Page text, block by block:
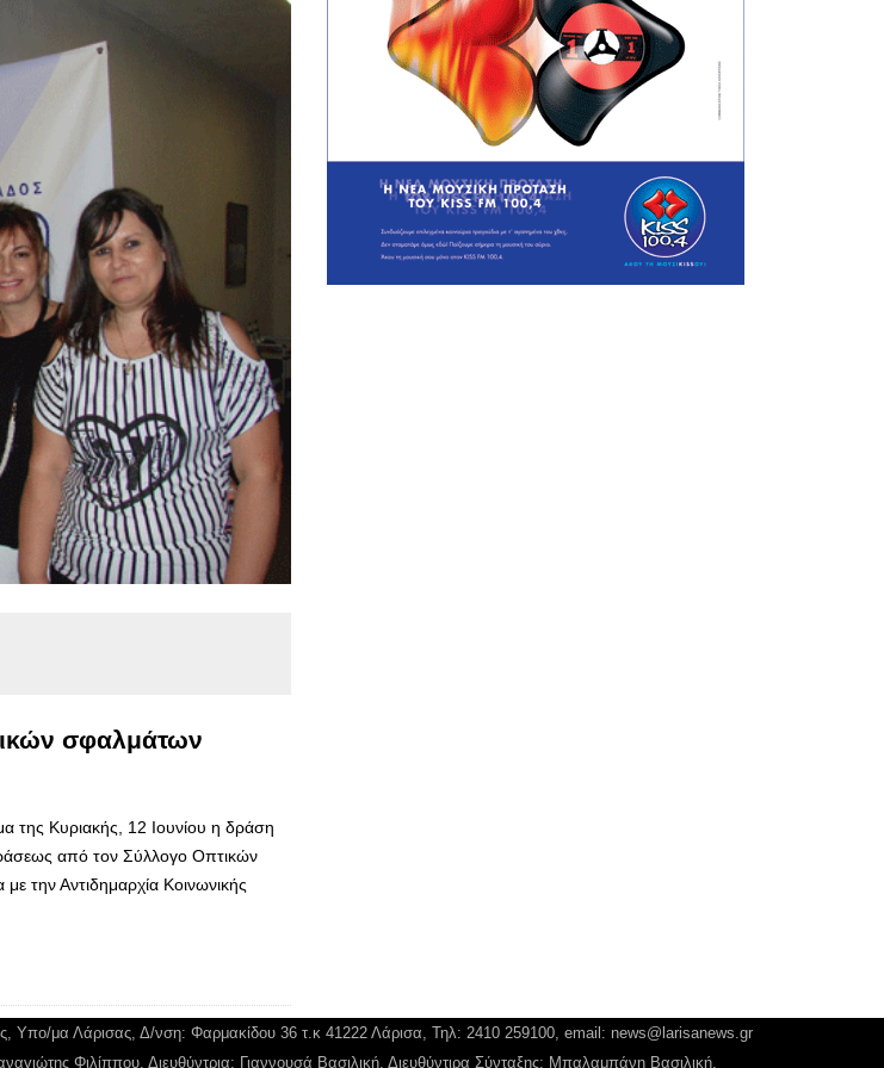
σφαλμάτων
της Κυριακής, 12 Ιουνίου η δράση
από τον Σύλλογο Οπτικών
την Αντιδημαρχία Κοινωνικής
Υπο/μα Λάρισας, Δ/νση: Φαρμακίδου 36 τ.κ 41222 Λάρισα, Τηλ: 2410 259100, email: news@larisanews.gr
Φιλίππου, Διευθύντρια: Γιαννουσά Βασιλική, Διευθύντιρα Σύνταξης: Μπαλαμπάνη Βασιλική.